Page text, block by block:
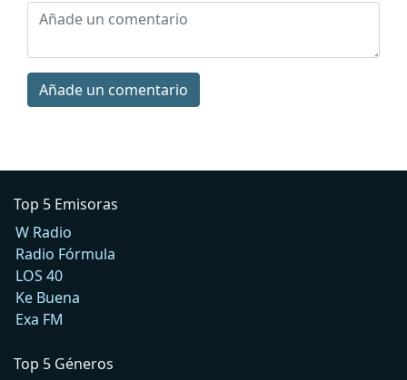
Añade un comentario
Top 5 Emisoras
W Radio
Radio Fórmula
LOS 40
Ke Buena
Exa FM
Top 5 Géneros